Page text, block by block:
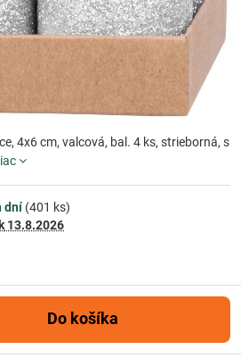
4x6 cm, valcová, bal. 4 ks, strieborná, s
dní(401 ks)
13.8.2026
Do košíka